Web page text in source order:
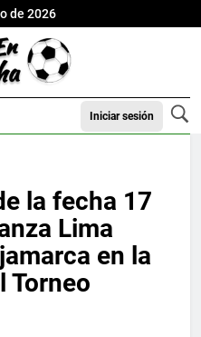
de 2026
Iniciar sesión
la fecha 17
Lima
en la
Torneo